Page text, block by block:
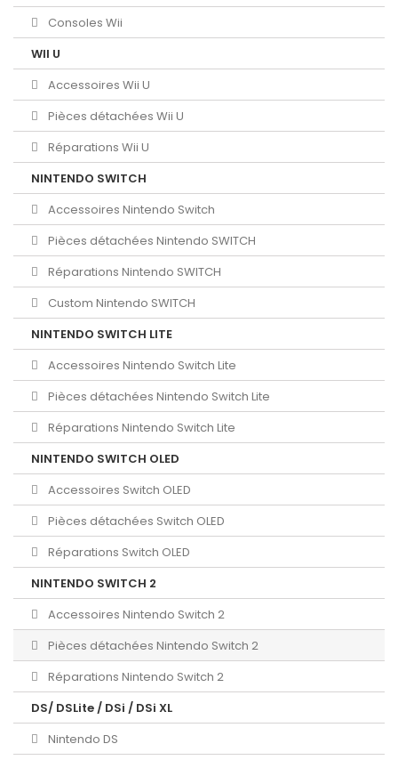
Consoles Wii
WII U
Accessoires Wii U
Pièces détachées Wii U
Réparations Wii U
NINTENDO SWITCH
Accessoires Nintendo Switch
Pièces détachées Nintendo SWITCH
Réparations Nintendo SWITCH
Custom Nintendo SWITCH
NINTENDO SWITCH LITE
Accessoires Nintendo Switch Lite
Pièces détachées Nintendo Switch Lite
Réparations Nintendo Switch Lite
NINTENDO SWITCH OLED
Accessoires Switch OLED
Pièces détachées Switch OLED
Réparations Switch OLED
NINTENDO SWITCH 2
Accessoires Nintendo Switch 2
Pièces détachées Nintendo Switch 2
Réparations Nintendo Switch 2
DS/ DSLite / DSi / DSi XL
Nintendo DS